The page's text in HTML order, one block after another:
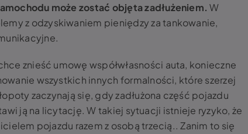
może zostać objęta zadłużeniem.W
z odzyskiwaniem pieniędzy za tankowanie,
znieść umowę współwłasności auta, konieczne
wszystkich innych formalności, które szerzej
zaczynają się, gdy zadłużona część pojazdu
ją na licytację. W takiej sytuacji istnieje ryzyko, że
pojazdu razem z osobą trzecią.. Zanim to się